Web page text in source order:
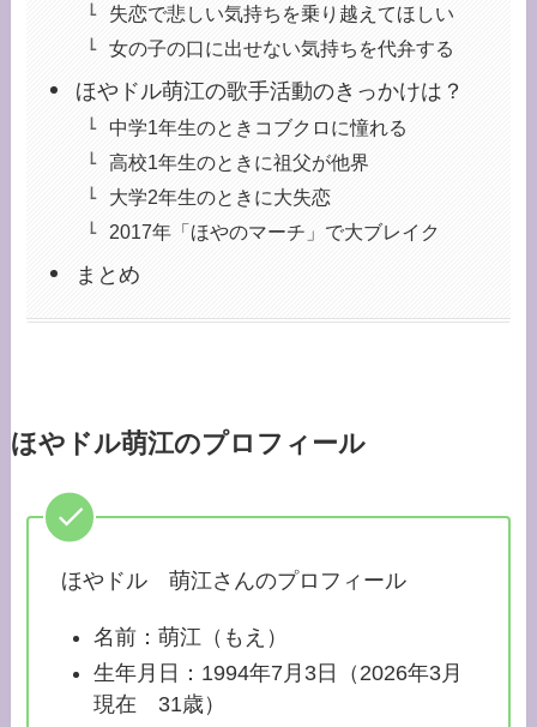
失恋で悲しい気持ちを乗り越えてほしい
女の子の口に出せない気持ちを代弁する
ほやドル萌江の歌手活動のきっかけは？
中学1年生のときコブクロに憧れる
高校1年生のときに祖父が他界
大学2年生のときに大失恋
2017年「ほやのマーチ」で大ブレイク
まとめ
ほやドル萌江のプロフィール
ほやドル 萌江さんのプロフィール
名前：萌江（もえ）
生年月日：1994年7月3日（2026年3月
現在 31歳）